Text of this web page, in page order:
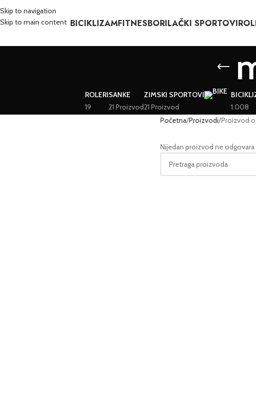
Skip to navigation
Skip to main content BICIKLIZAMFITNESBORILAČKI SPORTOVI
ROLERI
19
SANKE
21 Proizvod
ZIMSKI SPORTOVI
21 Proizvod
1.008
Početna Proizvodi Proizvod
Nijedan proizvod ne